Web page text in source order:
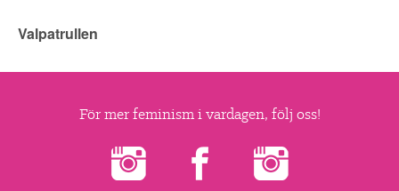
Valpatrullen
För mer feminism i vardagen, följ oss!